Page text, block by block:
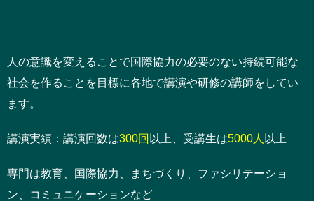
人の意識を変えることで国際協力の必要のない持続可能な
社会を作ることを目標に各地で講演や研修の講師をしてい
ます。
講演実績：講演回数は300回 以上、受講生は5000人 以上
専門は教育、国際協力、まちづくり、ファシリテーショ
ン、コミュニケーションなど